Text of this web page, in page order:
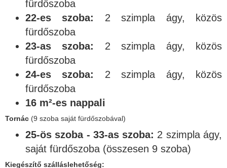
fürdőszoba
22-es szoba:
2 szimpla ágy, közös
fürdőszoba
23-as szoba:
2 szimpla ágy, közös
fürdőszoba
24-es szoba:
2 szimpla ágy, közös
fürdőszoba
16 m²-es nappali
Tornác (9 szoba saját fürdőszobával)
25-ös szoba - 33-as szoba: 2 szimpla ágy,
saját fürdőszoba (összesen 9 szoba)
Kiegészítő szálláslehetőség: